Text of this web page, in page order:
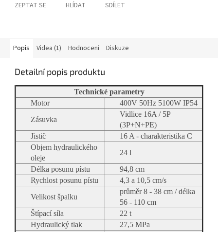
ZEPTAT SE HLÍDAT SDÍLET
Popis Videa (1) Hodnocení Diskuze
Detailní popis produktu
Technické parametry
Motor
400V 50Hz 5100W IP54
Zásuvka
Vidlice 16A / 5P
(3P+N+PE)
Jistič
16 A - charakteristika C
Objem hydraulického
oleje
24 l
Délka posunu pístu
94,8 cm
Rychlost posunu pístu
4,3 a 10,5 cm/s
Velikost špalku
průměr 8 - 38 cm / délka
56 - 110 cm
Štípací síla
22 t
Hydraulický tlak
27,5 MPa